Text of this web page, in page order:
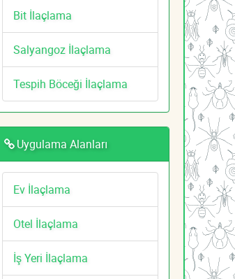
Bit İlaçlama
Salyangoz İlaçlama
Tespih Böceği İlaçlama
Uygulama Alanları
Ev İlaçlama
Otel İlaçlama
İş Yeri İlaçlama